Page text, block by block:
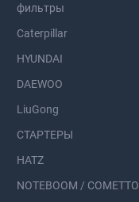
фильтры
Caterpillar
HYUNDAI
DAEWOO
LiuGong
СТАРТЕРЫ
HATZ
NOTEBOOM / COMETTO